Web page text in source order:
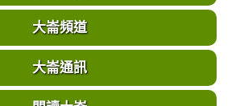
大崙頻道
大崙通訊